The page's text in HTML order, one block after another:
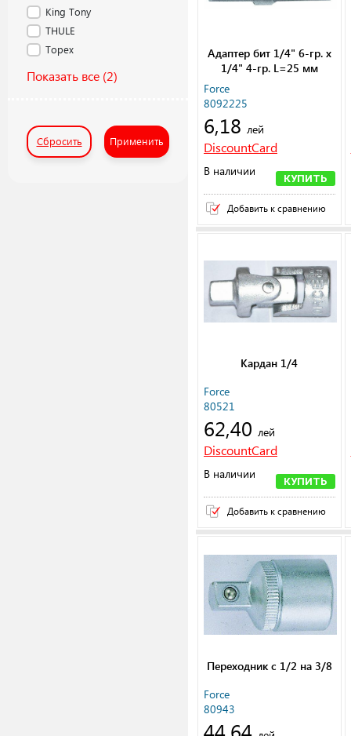
King Tony
THULE
Topex
Показать все (2)
Сбросить Применить
Адаптер бит 1/4" 6-гр. x
1/4" 4-гр. L=25 мм
Force
8092225
6,18 лей
DiscountCard
В наличии
КУПИТЬ
Добавить к сравнению
Кардан 1/4
Force
80521
62,40 лей
DiscountCard
В наличии
КУПИТЬ
Добавить к сравнению
Переходник с 1/2 на 3/8
Force
80943